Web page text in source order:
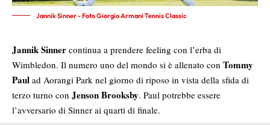
Jannik Sinner - Foto Giorgio Armani Tennis Classic
Jannik Sinner continua a prendere feeling con l’erba di
Wimbledon. Il numero uno del mondo si è allenato con Tommy
Paul ad Aorangi Park nel giorno di riposo in vista della sfida di
terzo turno con Jenson Brooksby. Paul potrebbe essere
l’avversario di Sinner ai quarti di finale.